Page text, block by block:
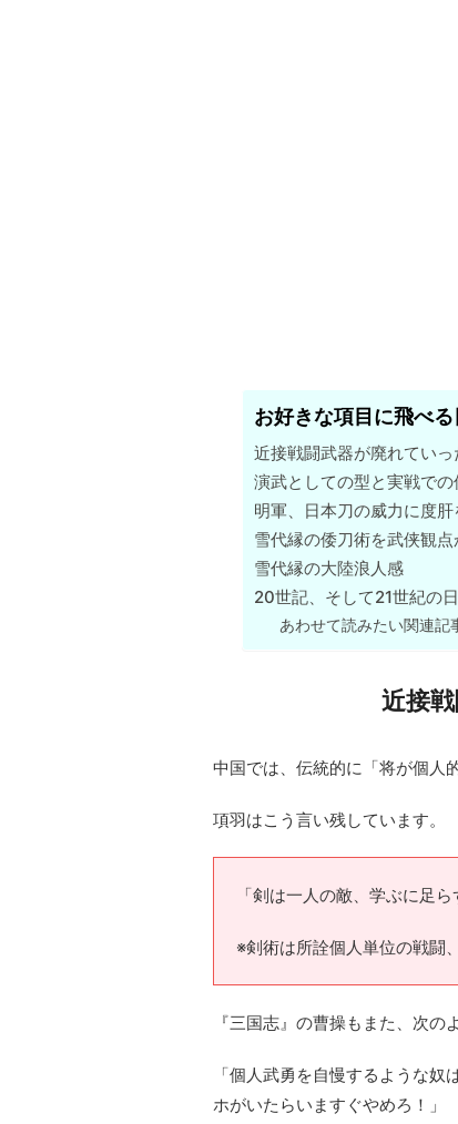
お好きな項目に飛べる
近接戦闘武器が廃れていっ
演武としての型と実戦で
明軍、日本刀の威力に度肝
雪代縁の倭刀術を武侠観点
雪代縁の大陸浪人感
20世記、そして21世紀の
あわせて読みたい関連記
近接
中国では、伝統的に「将が個人
項羽はこう言い残しています。
「剣は一人の敵、学ぶに足ら
※剣術は所詮個人単位の戦闘
『三国志』の曹操もまた、次の
「個人武勇を自慢するような
ホがいたらいますぐやめろ！」